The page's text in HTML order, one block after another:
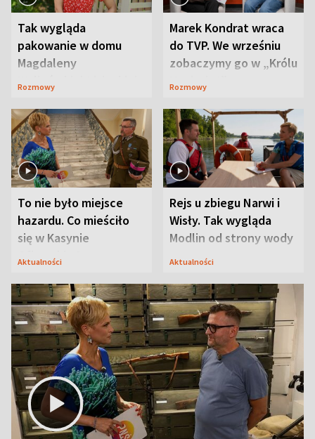
Tak wygląda
pakowanie w domu
Magdaleny
Waligórskiej-Lisieckiej.
Rozmowy
Marek Kondrat wraca
do TVP. We wrześniu
zobaczymy go w „Królu
Maciusiu I”
Rozmowy
To nie było miejsce
hazardu. Co mieściło
się w Kasynie
Oficerskim?
Aktualności
Rejs u zbiegu Narwi i
Wisły. Tak wygląda
Modlin od strony wody
Aktualności